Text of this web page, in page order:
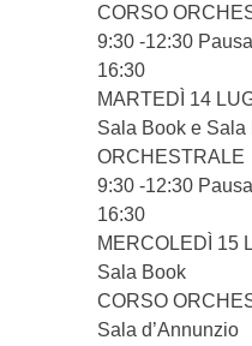
CORSO
9:30 -12:30
16:30
MARTEDÌ 14
Sala Book e Sala
ORCHESTRALE
9:30 -12:30
16:30
MERCOLEDÌ 15
Sala Book
CORSO
Sala d’Annunzio